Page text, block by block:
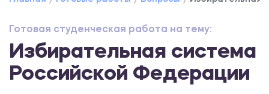
Готовая студенческая работа на тему:
Избирательная система
Российской Федерации